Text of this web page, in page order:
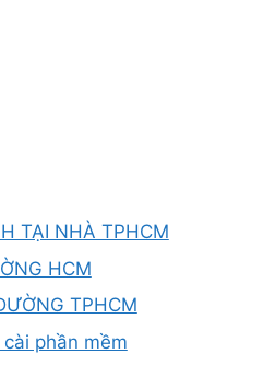
TẠI NHÀ TPHCM
HCM
TPHCM
phần mềm